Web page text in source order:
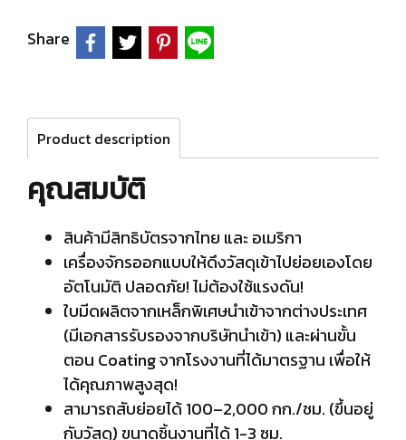
Share
Product description
คุณสมบัติ
สินค้ามีสิทธิบัตรจากไทย และ อเมริกา
เครื่องจักรออกแบบให้ดึงวัสดุเข้าไปย่อยเองโดย
อัตโนมัติ ปลอดภัย! ไม่ต้องใช้แรงดัน!
ใบมีดผลิตจากเหล็กพิเศษนำเข้าจากต่างประเทศ
(มีเอกสารรับรองจากบริษัทนำเข้า) และผ่านขั้น
ตอน Coating จากโรงงานที่ได้มาตรฐาน เพื่อให้
ได้คุณภาพสูงสุด!
สามารถสับย่อยได้ 100–2,000 กก./ชม. (ขึ้นอยู่
กับวัสดุ) ขนาดชิ้นงานที่ได้ 1-3 ซม.